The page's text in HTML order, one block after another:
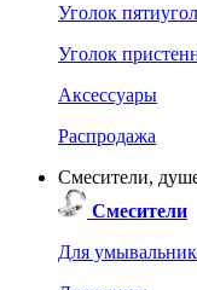
Уголок
Уголок
Аксессуары
Распродажа
Смесители,
Смесители
Для